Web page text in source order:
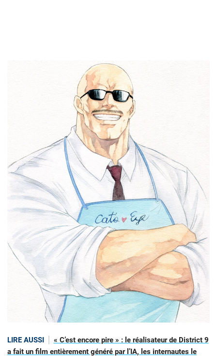
LIRE AUSSI
« C’est encore pire » : le réalisateur de District 9
a fait un film entièrement généré par l’IA, les internautes le